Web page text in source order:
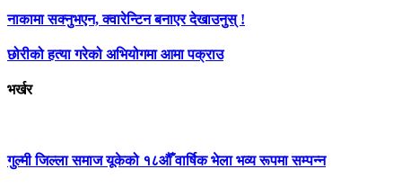
नाकामा सक्नुभएन, क्वारेन्टिन बनाएर देखाउनुस् !
छोरीको हत्या गरेको अभियोगमा आमा पक्राउ
भर्खर
गुल्मी जिल्ला समाज यूकेको १८औँ वार्षिक भेला भव्य रूपमा सम्पन्न